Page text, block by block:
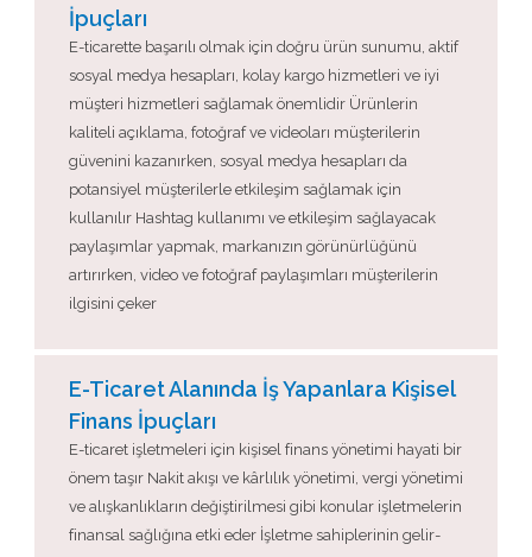
İpuçları
E-ticarette başarılı olmak için doğru ürün sunumu, aktif
sosyal medya hesapları, kolay kargo hizmetleri ve iyi
müşteri hizmetleri sağlamak önemlidir Ürünlerin
kaliteli açıklama, fotoğraf ve videoları müşterilerin
güvenini kazanırken, sosyal medya hesapları da
potansiyel müşterilerle etkileşim sağlamak için
kullanılır Hashtag kullanımı ve etkileşim sağlayacak
paylaşımlar yapmak, markanızın görünürlüğünü
artırırken, video ve fotoğraf paylaşımları müşterilerin
ilgisini çeker
E-Ticaret Alanında İş Yapanlara Kişisel
Finans İpuçları
E-ticaret işletmeleri için kişisel finans yönetimi hayati bir
önem taşır Nakit akışı ve kârlılık yönetimi, vergi yönetimi
ve alışkanlıkların değiştirilmesi gibi konular işletmelerin
finansal sağlığına etki eder İşletme sahiplerinin gelir-